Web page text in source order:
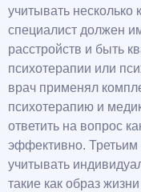
учитывать
специалист должен
расстройств и быть
психотерапии или
врач применял
психотерапию и
ответить на вопрос
эффективно. Третьим
учитывать
такие как образ